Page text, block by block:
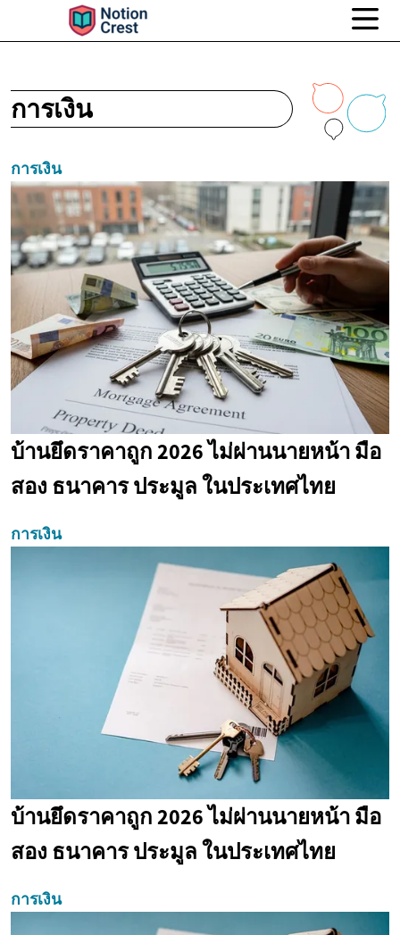
การเงิน
การเงิน
บ้านยึดราคาถูก 2026 ไม่ผ่านนายหน้า มือ
สอง ธนาคาร ประมูล ในประเทศไทย
การเงิน
บ้านยึดราคาถูก 2026 ไม่ผ่านนายหน้า มือ
สอง ธนาคาร ประมูล ในประเทศไทย
การเงิน